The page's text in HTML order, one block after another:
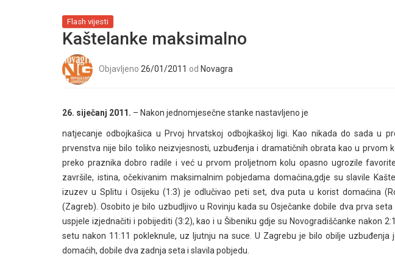
Flash vijesti
Kaštelanke maksimalno
Objavljeno 26/01/2011 od Novagra
26. siječanj 2011. – Nakon jednomjesečne stanke nastavljeno je
natjecanje odbojkašica u Prvoj hrvatskoj odbojkaškoj ligi. Kao nikada do sada u
prvenstva nije bilo toliko neizvjesnosti, uzbuđenja i dramatičnih obrata kao u prvom
preko praznika dobro radile i već u prvom proljetnom kolu opasno ugrozile
završile, istina, očekivanim maksimalnim pobjedama domaćina,gdje su slavile
izuzev u Splitu i Osijeku (1:3) je odlučivao peti set, dva puta u korist domaćina
(Zagreb). Osobito je bilo uzbudljivo u Rovinju kada su Osječanke dobile dva prva
uspjele izjednačiti i pobijediti (3:2), kao i u Šibeniku gdje su Novogradiščanke nakon
setu nakon 11:11 pokleknule, uz ljutnju na suce. U Zagrebu je bilo obilje uzbuđenja
domaćih, dobile dva zadnja seta i slavila pobjedu.